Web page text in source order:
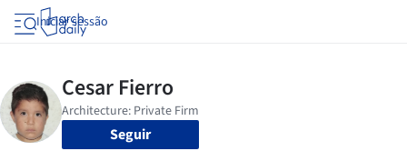
Iniciar sessão
Seguir